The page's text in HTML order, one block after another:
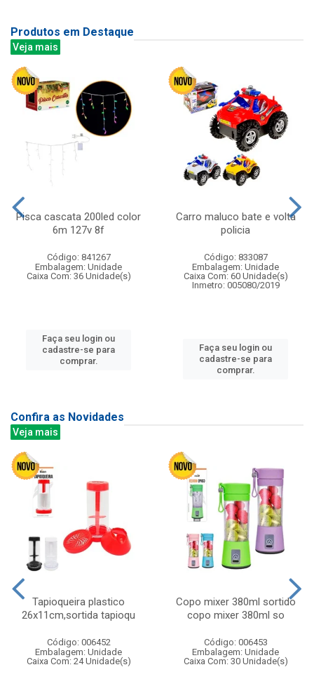
Produtos em Destaque
Veja mais
Pisca cascata 200led color
6m 127v 8f
Código: 841267
Embalagem: Unidade
Caixa Com: 36 Unidade(s)
Faça seu login ou
cadastre-se para
comprar.
Carro maluco bate e volta
policia
Código: 833087
Embalagem: Unidade
Caixa Com: 60 Unidade(s)
Inmetro: 005080/2019
Faça seu login ou
cadastre-se para
comprar.
Confira as Novidades
Veja mais
Tapioqueira plastico
26x11cm,sortida tapioqu
Código: 006452
Embalagem: Unidade
Caixa Com: 24 Unidade(s)
Copo mixer 380ml sortido
copo mixer 380ml so
Código: 006453
Embalagem: Unidade
Caixa Com: 30 Unidade(s)